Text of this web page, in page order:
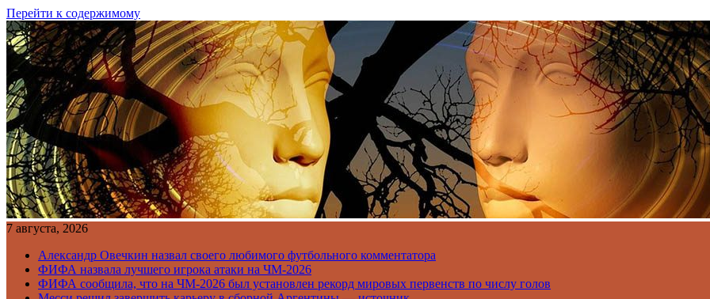
Перейти к содержимому
7 августа, 2026
Александр Овечкин назвал своего любимого футбольного комментатора
ФИФА назвала лучшего игрока атаки на ЧМ-2026
ФИФА сообщила, что на ЧМ-2026 был установлен рекорд мировых первенств по числу голов